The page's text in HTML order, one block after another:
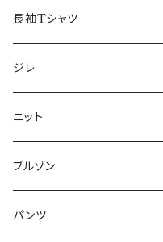
50/XL～
48/L
50/XL～
46/M
48/L
50/XL～
～44/S
46/M
48/L
50/XL～
長袖Tシャツ
～44/S
46/M
48/L
50/XL～
ジレ
～44/S
46/M
48/L
ニット
～44/S
46/M
ブルゾン
～44/S
パンツ